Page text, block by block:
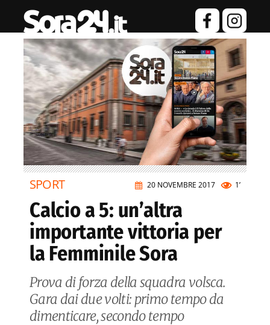
20 NOVEMBRE 2017 1’
SPORT
Calcio a 5: un’altra
importante vittoria per
la Femminile Sora
Prova di forza della squadra volsca.
Gara dai due volti: primo tempo da
dimenticare, secondo tempo